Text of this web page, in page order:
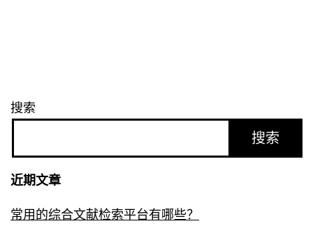
搜索
搜索
近期文章
常用的综合文献检索平台有哪些？